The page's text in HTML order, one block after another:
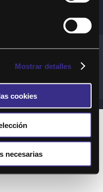
Mostrar detalles
cookies
necesarias
de uso del Servicio